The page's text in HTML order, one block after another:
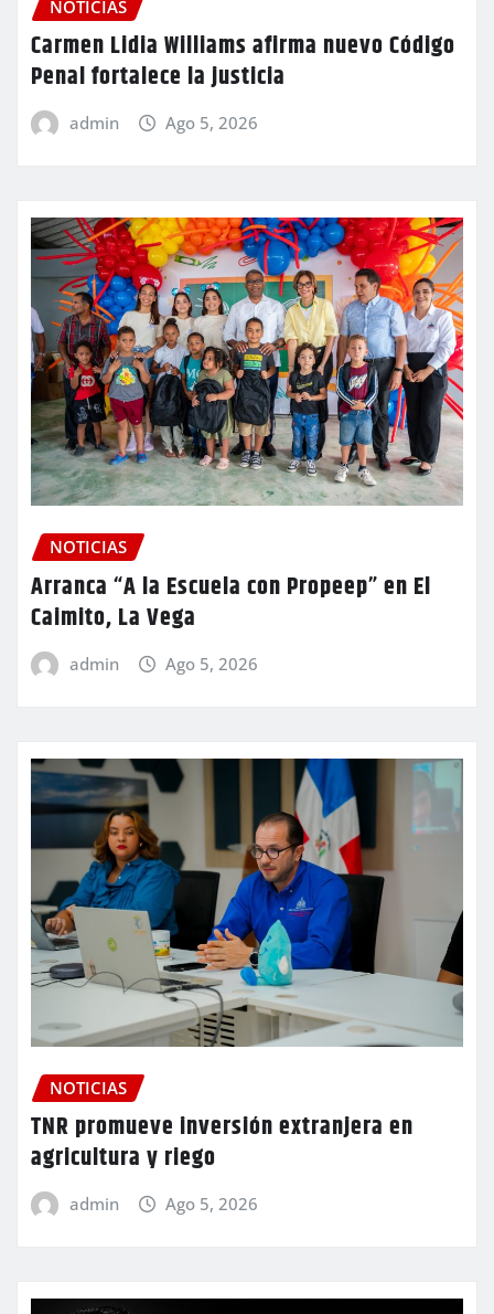
NOTICIAS
Carmen Lidia Williams afirma nuevo Código
Penal fortalece la justicia
admin Ago 5, 2026
NOTICIAS
Arranca “A la Escuela con Propeep” en El
Caimito, La Vega
admin Ago 5, 2026
NOTICIAS
TNR promueve inversión extranjera en
agricultura y riego
admin Ago 5, 2026